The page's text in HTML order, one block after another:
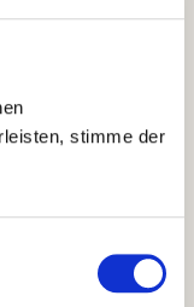
stimme der